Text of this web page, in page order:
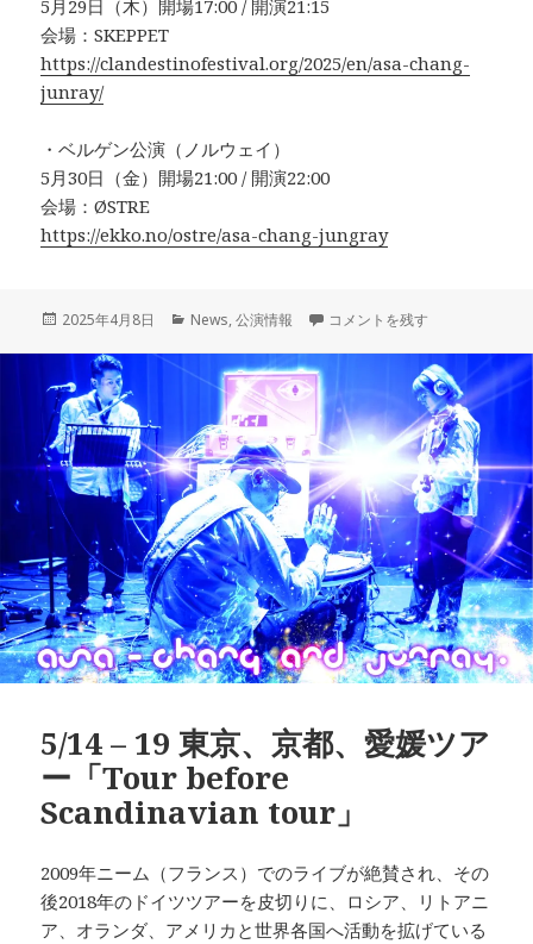
5月29日（木）開場17:00 / 開演21:15
会場：SKEPPET
https://clandestinofestival.org/2025/en/asa-chang-
junray/
・ベルゲン公演（ノルウェイ）
5月30日（金）開場21:00 / 開演22:00
会場：ØSTRE
https://ekko.no/ostre/asa-chang-jungray
投
2025年4月8日
カ
リ
News,公演情報 5/27-30 北欧ツアー（デンマ
コメントを残す
5/14 – 19 東京、京都、愛媛ツア
ー「Tour before
Scandinavian tour」
2009年ニーム（フランス）でのライブが絶賛され、その
後2018年のドイツツアーを皮切りに、ロシア、リトアニ
ア、オランダ、アメリカと世界各国へ活動を拡げている